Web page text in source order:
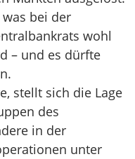
was bei der
wohl
– und es dürfte
stellt sich die Lage
des
in der
unter